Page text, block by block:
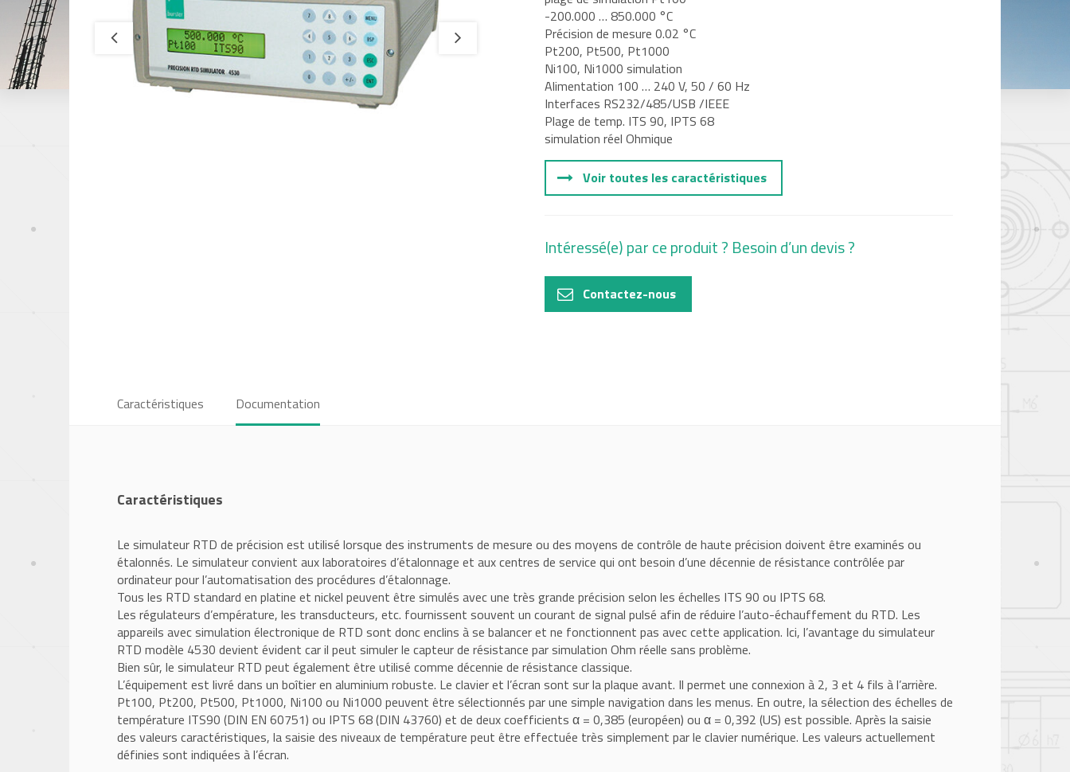
Papeterie
Industrie du métal
Offshore, Marine, Oil and
Gaz
Capteurs de pression
-200.000 … 850.000 °C
Précision de mesure 0.02 °C
Pt200, Pt500, Pt1000
Ni100, Ni1000 simulation
Alimentation 100 … 240 V, 50 / 60 Hz
Interfaces RS232/485/USB /IEEE
Plage de temp. ITS 90, IPTS 68
simulation réel Ohmique
Voir toutes les caractéristiques
Intéressé(e) par ce produit ? Besoin d’un devis ?
Contactez-nous
Caractéristiques Documentation
Caractéristiques
Le simulateur RTD de précision est utilisé lorsque des instruments de mesure ou des moyens de contrôle de haute précision doivent être examinés ou
étalonnés. Le simulateur convient aux laboratoires d’étalonnage et aux centres de service qui ont besoin d’une décennie de résistance contrôlée par
ordinateur pour l’automatisation des procédures d’étalonnage.
Tous les RTD standard en platine et nickel peuvent être simulés avec une très grande précision selon les échelles ITS 90 ou IPTS 68.
Les régulateurs d’empérature, les transducteurs, etc. fournissent souvent un courant de signal pulsé afin de réduire l’auto-échauffement du RTD. Les
appareils avec simulation électronique de RTD sont donc enclins à se balancer et ne fonctionnent pas avec cette application. Ici, l’avantage du simulateur
RTD modèle 4530 devient évident car il peut simuler le capteur de résistance par simulation Ohm réelle sans problème.
Bien sûr, le simulateur RTD peut également être utilisé comme décennie de résistance classique.
L’équipement est livré dans un boîtier en aluminium robuste. Le clavier et l’écran sont sur la plaque avant. Il permet une connexion à 2, 3 et 4 fils à l’arrière.
Pt100, Pt200, Pt500, Pt1000, Ni100 ou Ni1000 peuvent être sélectionnés par une simple navigation dans les menus. En outre, la sélection des échelles de
température ITS90 (DIN EN 60751) ou IPTS 68 (DIN 43760) et de deux coefficients α = 0,385 (européen) ou α = 0,392 (US) est possible. Après la saisie
des valeurs caractéristiques, la saisie des niveaux de température peut être effectuée très simplement par le clavier numérique. Les valeurs actuellement
définies sont indiquées à l’écran.